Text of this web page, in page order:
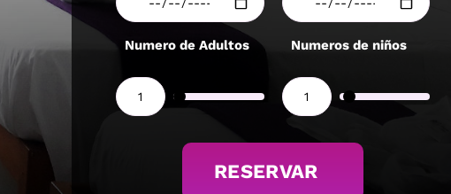
Numero de Adultos Numeros de niños
RESERVAR